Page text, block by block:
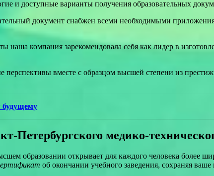
и доступные варианты получения образовательных
документ снабжен всеми необходимыми
наша компания зарекомендовала себя как лидер в
перспективы вместе с образцом высшей степени из
будущему
Петербургского медико-
образовании открывает для каждого человека более
об окончании учебного заведения, сохраняя